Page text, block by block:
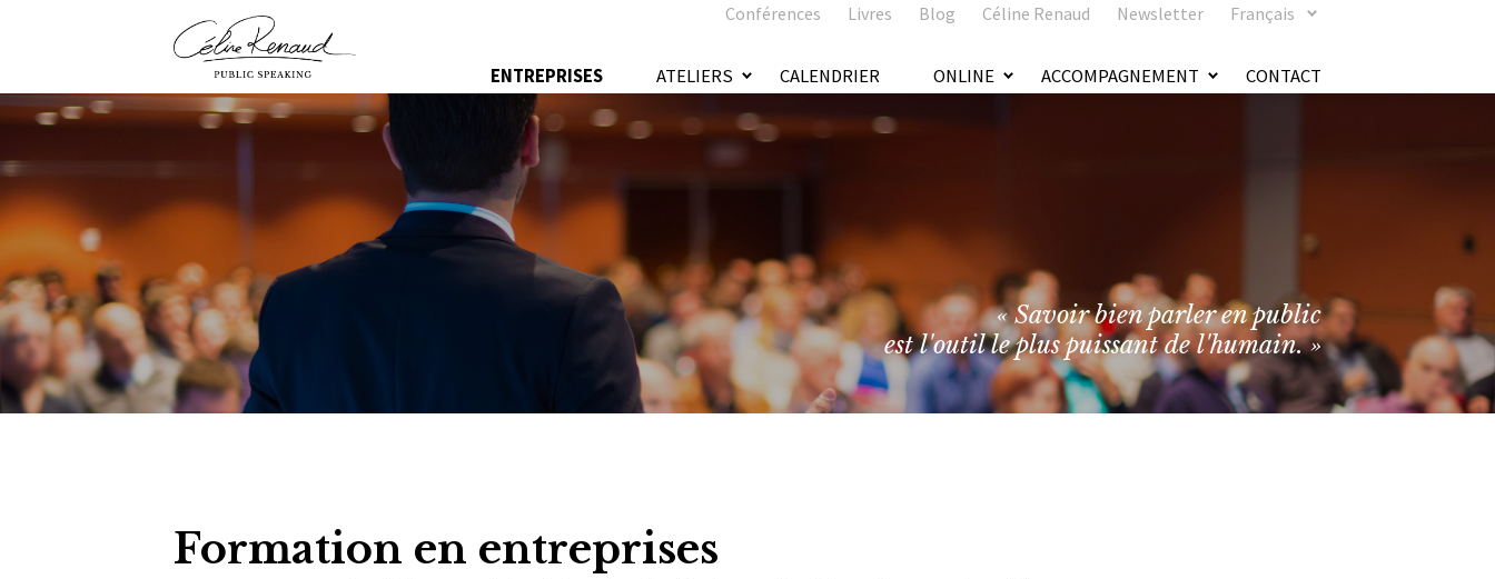
ENTREPRISES ATELIERS CALENDRIER ONLINE ACCOMPAGNEMENT CONTACT
Conférences Livres Blog Céline Renaud Newsletter Français
« Savoir bien parler en public
est l'outil le plus puissant de l'humain. »
Formation en entreprises